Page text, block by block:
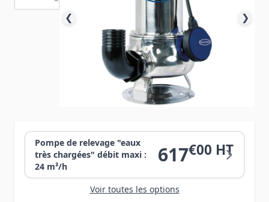
Pompe de relevage "eaux
très chargées" débit maxi :
24 m³/h
617€00 HT
Voir toutes les options
❮ ❯